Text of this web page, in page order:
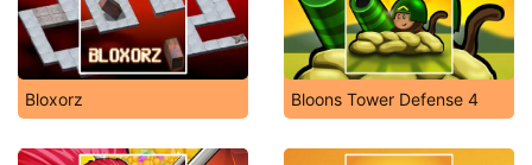
Bloxorz Bloons Tower Defense 4